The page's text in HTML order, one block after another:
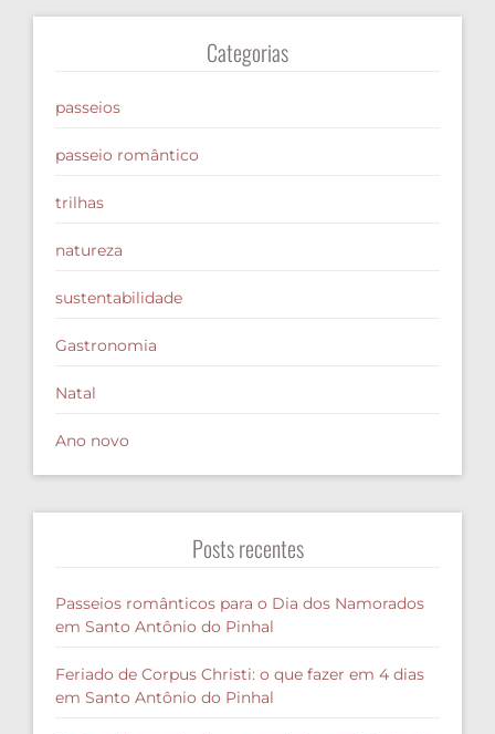
Categorias
passeios
passeio romântico
trilhas
natureza
sustentabilidade
Gastronomia
Natal
Ano novo
Posts recentes
Passeios românticos para o Dia dos Namorados
em Santo Antônio do Pinhal
Feriado de Corpus Christi: o que fazer em 4 dias
em Santo Antônio do Pinhal